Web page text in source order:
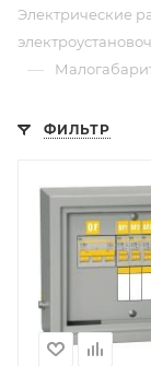
Электрические
—
ФИЛЬТР